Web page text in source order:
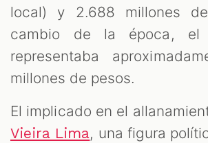
local) y 2.688 millones
cambio de la época, el
representaba
millones de pesos.
El implicado en el
Vieira Lima, una figura